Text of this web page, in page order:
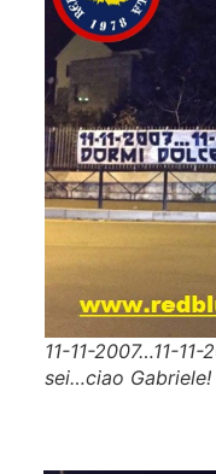
11-11-2007…11-
sei…ciao Gabriele!